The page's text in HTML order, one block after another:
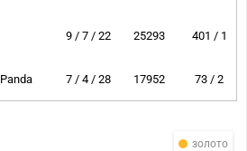
9 / 7 / 22 25293 401 / 1
Panda 7 / 4 / 28 17952 73 / 2
золото